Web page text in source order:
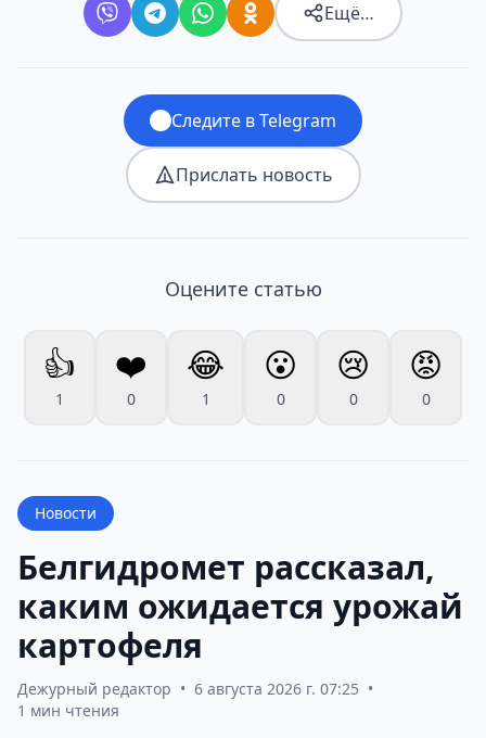
Ещё…
Следите в Telegram
Прислать новость
Оцените статью
👍
1
❤️
0
😂
1
😮
0
😢
0
😡
0
Новости
Белгидромет рассказал,
каким ожидается урожай
картофеля
Дежурный редактор • 6 августа 2026 г. 07:25 •
1 мин чтения